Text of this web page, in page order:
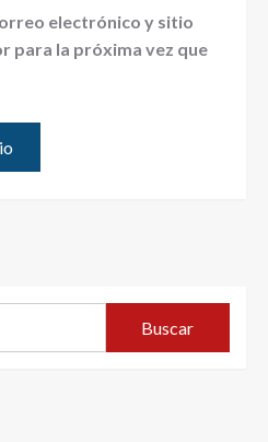
electrónico y sitio
para la próxima vez que
Buscar